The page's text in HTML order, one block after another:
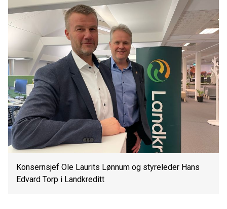
Konsernsjef Ole Laurits Lønnum og styreleder Hans
Edvard Torp i Landkreditt